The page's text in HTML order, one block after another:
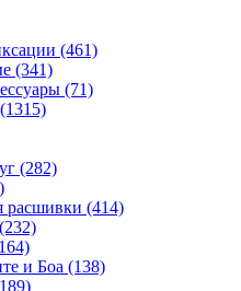
(461)
(341)
(71)
(282)
расшивки (414)
и Боа (138)